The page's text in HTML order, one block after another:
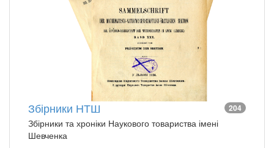
Збірники НТШ 204
Збірники та хроніки Наукового товариства імені
Шевченка